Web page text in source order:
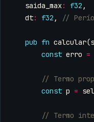
saida_max: f32 ,
dt: f32 ,
pub fn calcular(
const erro =
const p =